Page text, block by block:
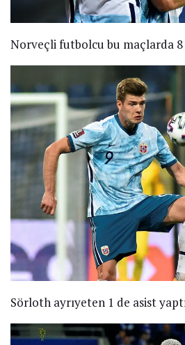
Norveçli futbolcu bu maçlarda 8
Sörloth ayrıyeten 1 de asist